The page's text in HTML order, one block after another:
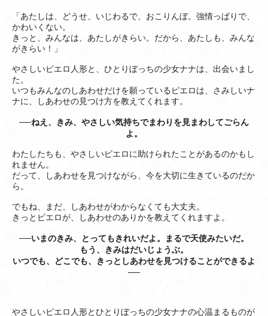
「あたしは、どうせ、いじわるで、おこりんぼ。強情っぱりで、
かわいくない。
きっと、みんなは、あたしがきらい。だから、あたしも、みんな
がきらい！」
やさしいピエロ人形と、ひとりぼっちの少女ナナは、出会いまし
た。
いつもみんなのしあわせだけを願っているピエロは、さみしいナ
ナに、しあわせの見つけ方を教えてくれます。
──ねえ、きみ、やさしい気持ちでまわりを見まわしてごらん
よ。
わたしたちも、やさしいピエロに助けられたことがあるのかもし
れません。
だって、しあわせを見つけながら、今を大切に生きているのだか
ら。
でもね、まだ、しあわせがわからなくても大丈夫。
きっとピエロが、しあわせのありかを教えてくれますよ。
──いまのきみ、とってもきれいだよ。まるで天使みたいだ。
もう、きみはだいじょうぶ。
いつでも、どこでも、きっとしあわせを見つけることができるよ
──
やさしいピエロ人形とひとりぼっちの少女ナナの心温まるものが